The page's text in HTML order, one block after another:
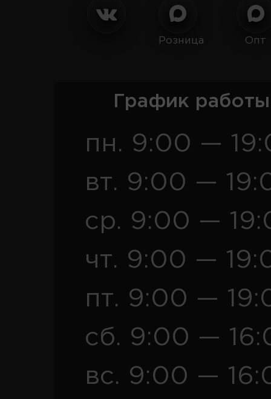
Розница Опт
График
пн. 9:00 —
вт. 9:00 —
ср. 9:00 —
чт. 9:00 —
пт. 9:00 —
сб. 9:00 —
вс. 9:00 —